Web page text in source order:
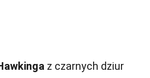
z czarnych dziur